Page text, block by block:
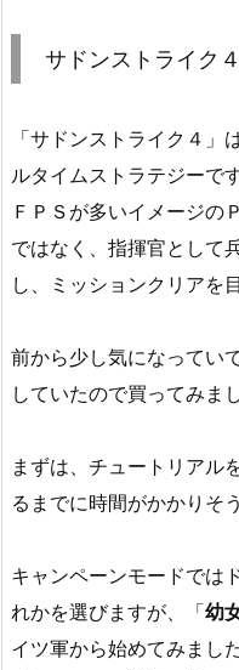
サドンストライク
「サドンストライク４
ルタイムストラテジーです
ＦＰＳが多いイメージの
ではなく、指揮官として
し、ミッションクリアを
前から少し気になってい
していたので買ってみまし
まずは、チュートリアル
るまでに時間がかかりそ
キャンペーンモードでは
れかを選びますが、「幼
イツ軍から始めてみました